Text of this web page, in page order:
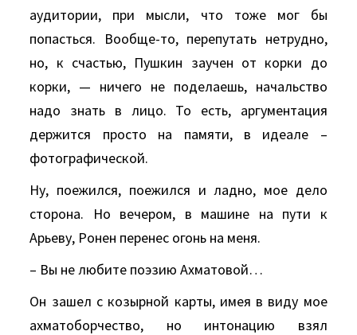
аудитории, при мысли, что тоже мог бы
попасться. Вообще-то, перепутать нетрудно,
но, к счастью, Пушкин заучен от корки до
корки, — ничего не поделаешь, начальство
надо знать в лицо. То есть, аргументация
держится просто на памяти, в идеале –
фотографической.
Ну, поежился, поежился и ладно, мое дело
сторона. Но вечером, в машине на пути к
Арьеву, Ронен перенес огонь на меня.
– Вы не любите поэзию Ахматовой…
Он зашел с козырной карты, имея в виду мое
ахматоборчество, но интонацию взял